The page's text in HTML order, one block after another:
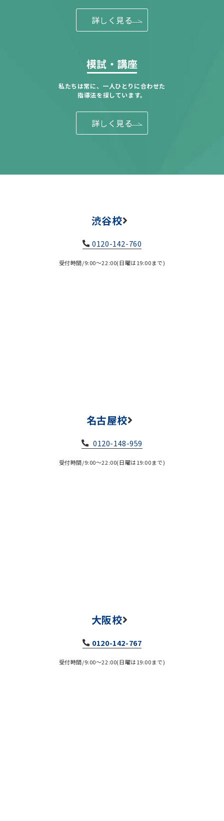
詳しく見る
模試・講座
私たちは常に、一人ひとりに合わせた
指導法を探しています。
詳しく見る
渋谷校
0120-142-760
受付時間/9:00～22:00(日曜は19:00まで)
名古屋校
0120-148-959
受付時間/9:00～22:00(日曜は19:00まで)
大阪校
0120-142-767
受付時間/9:00～22:00(日曜は19:00まで)